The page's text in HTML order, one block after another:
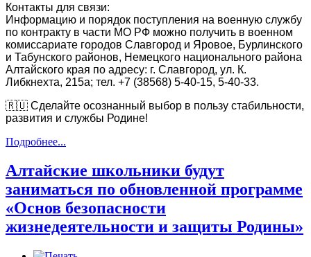
Контакты для связи:
Информацию и порядок поступления на военную службу
по контракту в части МО РФ можно получить в военном
комиссариате городов Славгород и Яровое, Бурлинского
и Табунского районов, Немецкого национального района
Алтайского края по адресу: г. Славгород, ул. К.
Либкнехта, 215а; тел. +7 (38568) 5-40-15, 5-40-33.
🇷🇺 Сделайте осознанный выбор в пользу стабильности,
развития и службы Родине!
Подробнее...
Алтайские школьники будут
заниматься по обновленной программе
«Основ безопасности
жизнедеятельности и защиты Родины»